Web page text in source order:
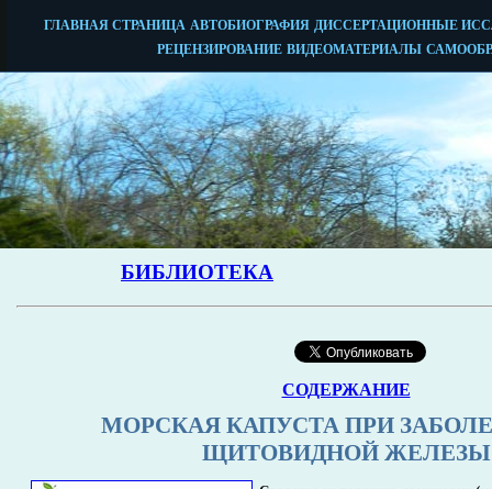
СОДЕРЖАНИЕ
МОРСКАЯ КАПУСТА ПРИ
ЩИТОВИДНОЙ ЖЕЛЕЗЫ